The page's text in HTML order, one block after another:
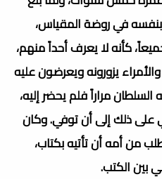
بنفسه في روضة المقياس،
كأنه لا يعرف أحداً منهم،
يزورونه ويعرضون عليه
السلطان مراراً فلم يحضر إليه،
على ذلك إلى أن توفي. وكان
من أمه أن تأتيه بكتاب،
بين الكتب.